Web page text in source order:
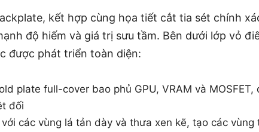
kết hợp cùng họa tiết cắt tia sét chính
độ hiếm và giá trị sưu tầm. Bên dưới lớp vỏ
được phát triển toàn diện:
plate full-cover bao phủ GPU, VRAM và MOSFET,
đối
các vùng lá tản dày và thưa xen kẽ, tạo các vùng